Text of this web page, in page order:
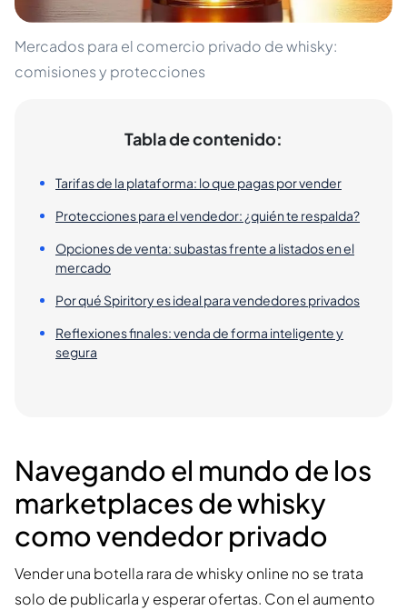
Mercados para el comercio privado de whisky:
comisiones y protecciones
Tabla de contenido:
Tarifas de la plataforma: lo que pagas por vender
Protecciones para el vendedor: ¿quién te respalda?
Opciones de venta: subastas frente a listados en el
mercado
Por qué Spiritory es ideal para vendedores privados
Reflexiones finales: venda de forma inteligente y
segura
Navegando el mundo de los
marketplaces de whisky
como vendedor privado
Vender una botella rara de whisky online no se trata
solo de publicarla y esperar ofertas. Con el aumento